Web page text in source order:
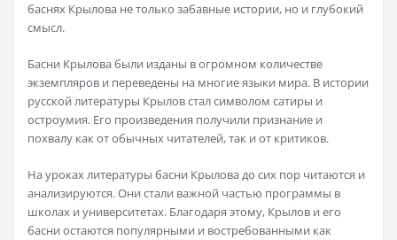
баснях Крылова не только забавные истории, но и глубокий
смысл.
Басни Крылова были изданы в огромном количестве
экземпляров и переведены на многие языки мира. В истории
русской литературы Крылов стал символом сатиры и
остроумия. Его произведения получили признание и
похвалу как от обычных читателей, так и от критиков.
На уроках литературы басни Крылова до сих пор читаются и
анализируются. Они стали важной частью программы в
школах и университетах. Благодаря этому, Крылов и его
басни остаются популярными и востребованными как